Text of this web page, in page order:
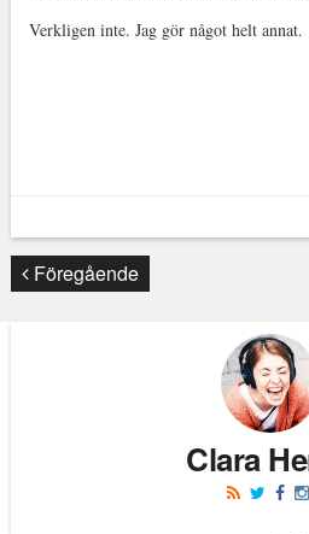
Verkligen inte. Jag gör något helt annat.
Föregående
Clara